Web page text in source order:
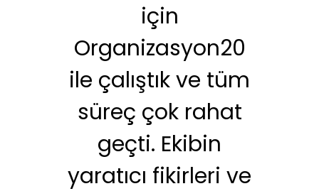
için
Organizasyon20
ile çalıştık ve tüm
süreç çok rahat
geçti. Ekibin
yaratıcı fikirleri ve